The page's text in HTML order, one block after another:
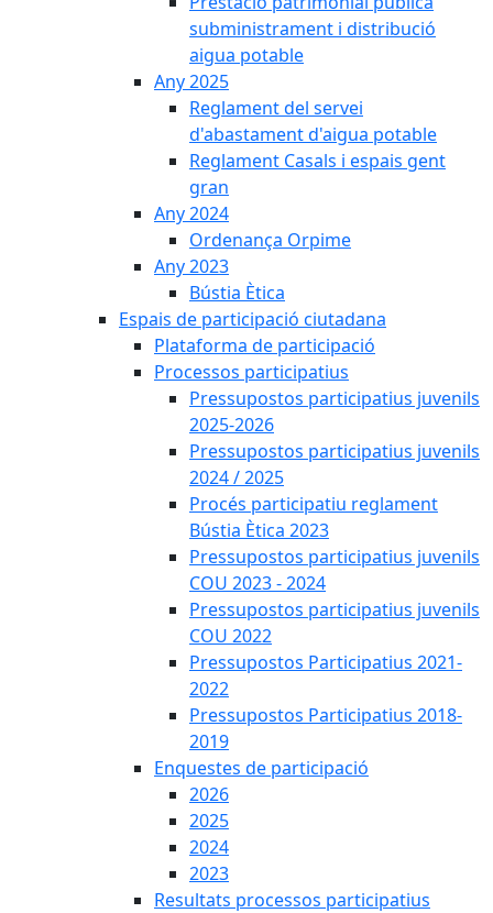
subministrament i distribució
aigua potable
Any 2025
Reglament del servei
d'abastament d'aigua potable
Reglament Casals i espais gent
gran
Any 2024
Ordenança Orpime
Any 2023
Bústia Ètica
Espais de participació ciutadana
Plataforma de participació
Processos participatius
Pressupostos participatius juvenils
2025-2026
Pressupostos participatius juvenils
2024 / 2025
Procés participatiu reglament
Bústia Ètica 2023
Pressupostos participatius juvenils
COU 2023 - 2024
Pressupostos participatius juvenils
COU 2022
Pressupostos Participatius 2021-
2022
Pressupostos Participatius 2018-
2019
Enquestes de participació
2026
2025
2024
2023
Resultats processos participatius